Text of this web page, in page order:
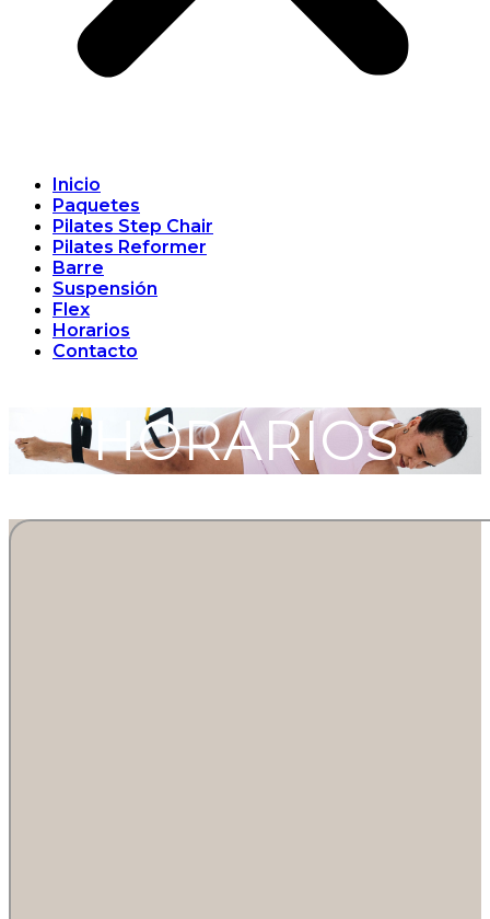
Inicio
Paquetes
Pilates Step Chair
Pilates Reformer
Barre
Suspensión
Flex
Horarios
Contacto
HORARIOS